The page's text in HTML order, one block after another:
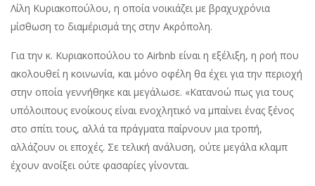
Λίλη Κυριακοπούλου, η οποία νοικιάζει µε βραχυχρόνια
µίσθωση το διαµέρισµά της στην Ακρόπολη.
Για την κ. Κυριακοπούλου το Airbnb είναι η εξέλιξη, η ροή που
ακολουθεί η κοινωνία, και µόνο οφέλη θα έχει για την περιοχή
στην οποία γεννήθηκε και µεγάλωσε. «Κατανοώ πως για τους
υπόλοιπους ενοίκους είναι ενοχλητικό να µπαίνει ένας ξένος
στο σπίτι τους, αλλά τα πράγµατα παίρνουν µια τροπή,
αλλάζουν οι εποχές. Σε τελική ανάλυση, ούτε µεγάλα κλαµπ
έχουν ανοίξει ούτε φασαρίες γίνονται.